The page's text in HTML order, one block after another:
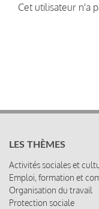
Cet utilisateur n'a
LES THÈMES
Activités sociales et
Emploi, formation et
Organisation du travail
Protection sociale